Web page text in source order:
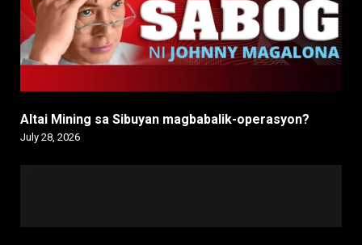
Altai Mining sa Sibuyan magbabalik-operasyon?
July 28, 2026